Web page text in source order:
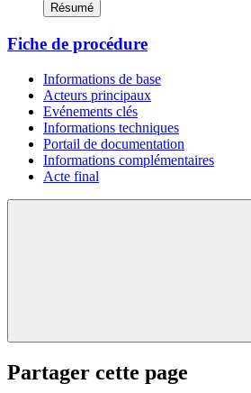
Résumé
Fiche de procédure
Informations de base
Acteurs principaux
Evénements clés
Informations techniques
Portail de documentation
Informations complémentaires
Acte final
Partager cette page